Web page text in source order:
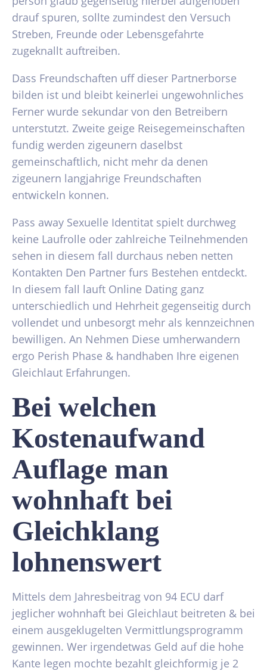
drauf spuren, sollte zumindest den Versuch
Streben, Freunde oder Lebensgefahrte
zugeknallt auftreiben.
Dass Freundschaften uff dieser Partnerborse
bilden ist und bleibt keinerlei ungewohnliches
Ferner wurde sekundar von den Betreibern
unterstutzt. Zweite geige Reisegemeinschaften
fundig werden zigeunern daselbst
gemeinschaftlich, nicht mehr da denen
zigeunern langjahrige Freundschaften
entwickeln konnen.
Pass away Sexuelle Identitat spielt durchweg
keine Laufrolle oder zahlreiche Teilnehmenden
sehen in diesem fall durchaus neben netten
Kontakten Den Partner furs Bestehen entdeckt.
In diesem fall lauft Online Dating ganz
unterschiedlich und Hehrheit gegenseitig durch
vollendet und unbesorgt mehr als kennzeichnen
bewilligen. An Nehmen Diese umherwandern
ergo Perish Phase & handhaben Ihre eigenen
Gleichlaut Erfahrungen.
Bei welchen
Kostenaufwand
Auflage man
wohnhaft bei
Gleichklang
lohnenswert
Mittels dem Jahresbeitrag von 94 ECU darf
jeglicher wohnhaft bei Gleichlaut beitreten & bei
einem ausgeklugelten Vermittlungsprogramm
gewinnen. Wer irgendetwas Geld auf die hohe
Kante legen mochte bezahlt gleichformig je 2